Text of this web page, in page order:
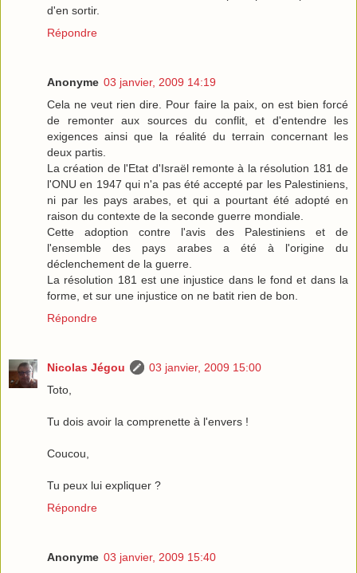
d'en sortir.
Répondre
Anonyme 03 janvier, 2009 14:19
Cela ne veut rien dire. Pour faire la paix, on est bien forcé
de remonter aux sources du conflit, et d'entendre les
exigences ainsi que la réalité du terrain concernant les
deux partis.
La création de l'Etat d'Israël remonte à la résolution 181 de
l'ONU en 1947 qui n'a pas été accepté par les Palestiniens,
ni par les pays arabes, et qui a pourtant été adopté en
raison du contexte de la seconde guerre mondiale.
Cette adoption contre l'avis des Palestiniens et de
l'ensemble des pays arabes a été à l'origine du
déclenchement de la guerre.
La résolution 181 est une injustice dans le fond et dans la
forme, et sur une injustice on ne batit rien de bon.
Répondre
Nicolas Jégou
03 janvier, 2009 15:00
Toto,
Tu dois avoir la comprenette à l'envers !
Coucou,
Tu peux lui expliquer ?
Répondre
Anonyme 03 janvier, 2009 15:40